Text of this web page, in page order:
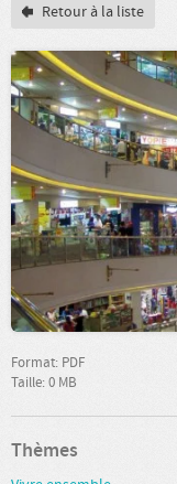
Retour à la liste
Format: PDF
Taille: 0 MB
Thèmes